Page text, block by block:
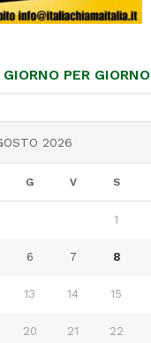
PER GIORNO
2026
G V S
1
6 7 8
13 14 15
20 21 22